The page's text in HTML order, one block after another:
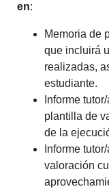
en:
Memoria de
que incluirá
realizadas,
estudiante.
Informe
plantilla de
de la
Informe
valoración